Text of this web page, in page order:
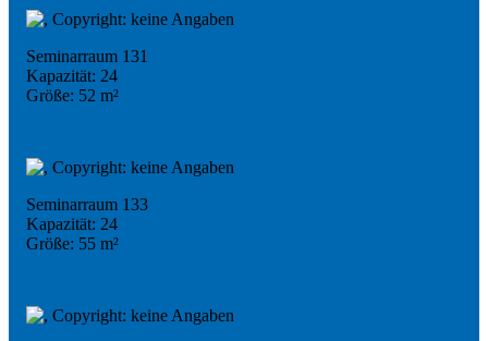
Seminarraum 131
Kapazität: 24
Größe: 52 m²
Seminarraum 133
Kapazität: 24
Größe: 55 m²